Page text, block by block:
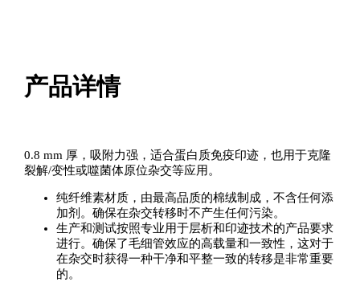
产品详情
0.8 mm 厚，吸附力强，适合蛋白质免疫印迹，也用于克隆
裂解/变性或噬菌体原位杂交等应用。
纯纤维素材质，由最高品质的棉绒制成，不含任何添
加剂。确保在杂交转移时不产生任何污染。
生产和测试按照专业用于层析和印迹技术的产品要求
进行。确保了毛细管效应的高载量和一致性，这对于
在杂交时获得一种干净和平整一致的转移是非常重要
的。